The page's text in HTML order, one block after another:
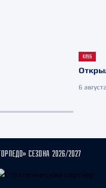
КЛУБ
6
СЕЗОНА 2026/2027